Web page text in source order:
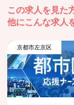
この求人を見た
他にこんな求人
京都市左京区